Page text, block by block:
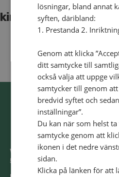
kirgizistan_2
Västra Storgatan 14
553 15 Jönköping
lösningar, bland annat
syften, däribland:
1. Prestanda 2.
Genom att klicka
ditt samtycke till
också välja att uppge
samtycker till genom
bredvid syftet och
inställningar”.
Du kan när som helst
samtycke genom att
ikonen i det nedre
sidan.
Klicka på länken för att